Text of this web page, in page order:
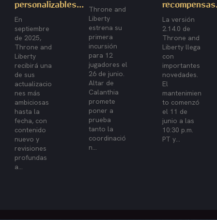
personalizables...
En
septiembre
de 2025,
Throne and
Liberty
recibirá una
de sus
actualizacio
nes más
ambiciosas
hasta la
fecha, con
contenido
nuevo y
revisiones
profundas
a...
Throne and
Liberty
estrena su
primera
incursión
para 12
jugadores el
26 de junio.
Altar de
Calanthia
promete
poner a
prueba
tanto la
coordinació
n...
La versión
2.14.0 de
Throne and
Liberty llega
con
importantes
novedades.
El
mantenimien
to comenzó
el 11 de
junio a las
10:30 p.m.
PT y...